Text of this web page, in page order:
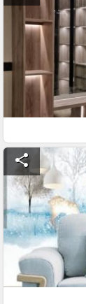
share